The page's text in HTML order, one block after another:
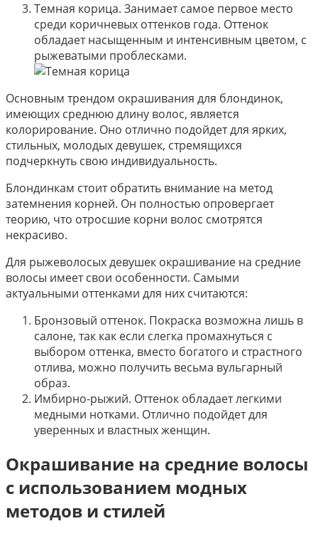
Темная корица. Занимает самое первое место
среди коричневых оттенков года. Оттенок
обладает насыщенным и интенсивным цветом, с
рыжеватыми проблесками.
Основным трендом окрашивания для блондинок,
имеющих среднюю длину волос, является
колорирование. Оно отлично подойдет для ярких,
стильных, молодых девушек, стремящихся
подчеркнуть свою индивидуальность.
Блондинкам стоит обратить внимание на метод
затемнения корней. Он полностью опровергает
теорию, что отросшие корни волос смотрятся
некрасиво.
Для рыжеволосых девушек окрашивание на средние
волосы имеет свои особенности. Самыми
актуальными оттенками для них считаются:
Бронзовый оттенок. Покраска возможна лишь в
салоне, так как если слегка промахнуться с
выбором оттенка, вместо богатого и страстного
отлива, можно получить весьма вульгарный
образ.
Имбирно-рыжий. Оттенок обладает легкими
медными нотками. Отлично подойдет для
уверенных и властных женщин.
Окрашивание на средние волосы
с использованием модных
методов и стилей